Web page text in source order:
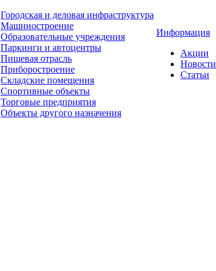
Городская и деловая инфраструктура
Машиностроение
Образовательные учреждения
Паркинги и автоцентры
Пищевая отрасль
Приборостроение
Складские помещения
Спортивные объекты
Торговые предприятия
Объекты другого назначения
Информация
Акции
Новости
Статьи